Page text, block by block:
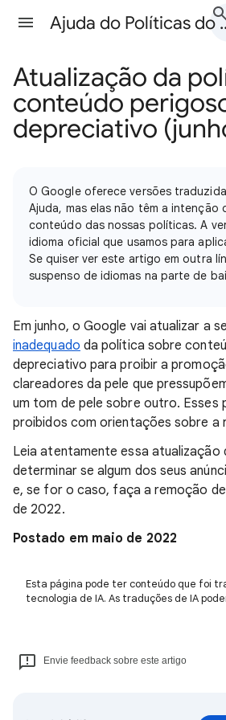
Ajuda do
Atualização da
conteúdo
depreciativo
O Google oferece versões
Ajuda, mas elas não têm a intenção
conteúdo das nossas políticas. A
idioma oficial que usamos para
Se quiser ver este artigo em outra
suspenso de idiomas na parte de
Em junho, o Google vai atualizar a
inadequado da política sobre
depreciativo para proibir a
clareadores da pele que
um tom de pele sobre outro. Esses
proibidos com orientações sobre a
Leia atentamente essa atualização
determinar se algum dos seus
e, se for o caso, faça a remoção
de 2022.
Postado em maio de 2022
Esta página pode ter conteúdo que foi
tecnologia de IA. As traduções de IA
Envie feedback sobre este artigo